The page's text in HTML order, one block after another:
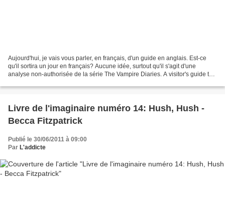
Aujourd'hui, je vais vous parler, en français, d'un guide en anglais. Est-ce
qu'il sortira un jour en français? Aucune idée, surtout qu'il s'agit d'une
analyse non-authorisée de la série The Vampire Diaries. A visitor's guide to
Livre de l'imaginaire numéro 14: Hush, Hush -
Becca Fitzpatrick
Publié le 30/06/2011 à 09:00
Par L'addicte